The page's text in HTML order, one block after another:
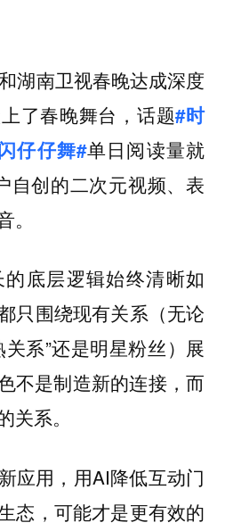
湖南卫视春晚达成深度
了春晚舞台，话题#时
仔仔舞#单日阅读量就
自创的二次元视频、表
底层逻辑始终清晰如
只围绕现有关系（无论
系”还是明星粉丝）展
不是制造新的连接，而
关系。
应用，用AI降低互动门
态，可能才是更有效的